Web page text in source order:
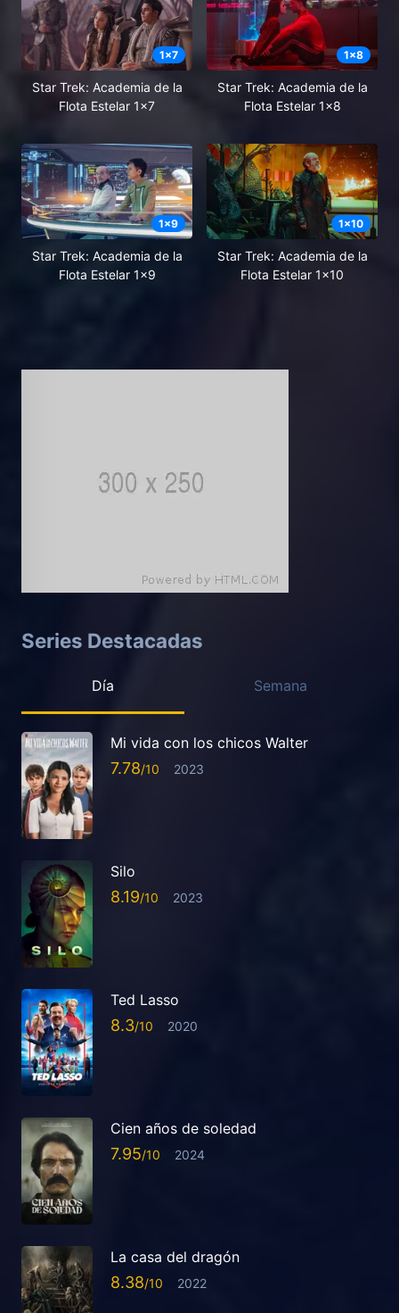
1x7
Star Trek: Academia de la
Flota Estelar 1x7
1x8
Star Trek: Academia de la
Flota Estelar 1x8
1x9
Star Trek: Academia de la
Flota Estelar 1x9
1x10
Star Trek: Academia de la
Flota Estelar 1x10
Series Destacadas
Día Semana
Mi vida con los chicos Walter
7.78 2023
Silo
8.19 2023
Ted Lasso
8.3 2020
Cien años de soledad
7.95 2024
La casa del dragón
8.38 2022